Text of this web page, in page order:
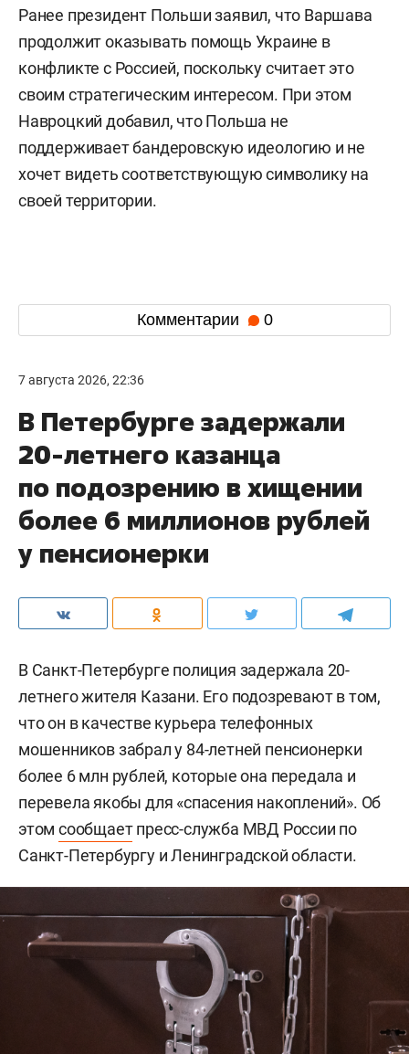
Ранее президент Польши заявил, что Варшава
продолжит оказывать помощь Украине в
конфликте с Россией, поскольку считает это
своим стратегическим интересом. При этом
Навроцкий добавил, что Польша не
поддерживает бандеровскую идеологию и не
хочет видеть соответствующую символику на
своей территории.
Комментарии 0
7 августа 2026, 22:36
В Петербурге задержали
20-летнего казанца
по подозрению в хищении
более 6 миллионов рублей
у пенсионерки
В Санкт-Петербурге полиция задержала 20-
летнего жителя Казани. Его подозревают в том,
что он в качестве курьера телефонных
мошенников забрал у 84-летней пенсионерки
более 6 млн рублей, которые она передала и
перевела якобы для «спасения накоплений». Об
этом сообщаетпресс-служба МВД России по
Санкт-Петербургу и Ленинградской области.